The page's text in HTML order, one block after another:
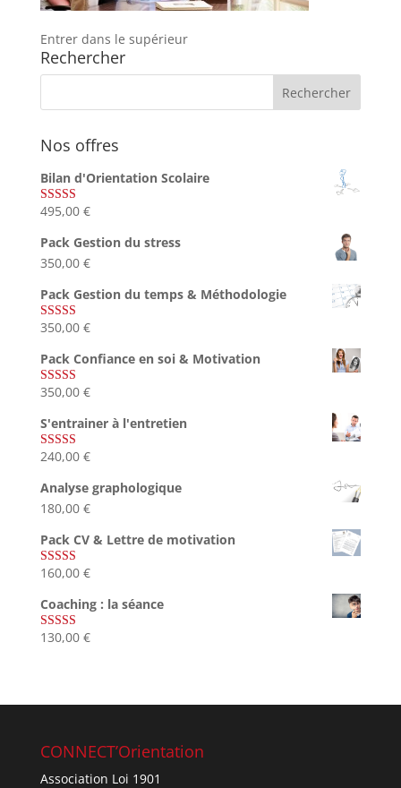
Entrer dans le supérieur
Rechercher
Nos offres
Bilan d'Orientation Scolaire
Note4.75
495,00 €
Pack Gestion du stress
350,00 €
Pack Gestion du temps & Méthodologie
Note5.00
350,00 €
Pack Confiance en soi & Motivation
Note5.00
350,00 €
S'entrainer à l'entretien
Note4.83
240,00 €
Analyse graphologique
180,00 €
Pack CV & Lettre de motivation
Note5.00
160,00 €
Coaching : la séance
Note4.67
130,00 €
CONNECT’Orientation
Association Loi 1901